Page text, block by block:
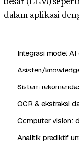
besar (LLM)
dalam aplikasi
Integrasi model AI
Asisten/
Sistem
OCR & ekstraksi
Computer vision:
Analitik prediktif